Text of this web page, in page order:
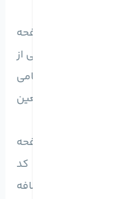
است. در صفحه
شده است. برخی از
باشند اما تمامی
بازگشت 48 ساعته کالا تحت شرایط معین
با مراجه به صفحه
" میتوان به کد
سبد" اضافه